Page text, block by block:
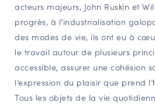
Comité d'Histoire Régionale
Service Inventaire et Patrimoines
Amateurs d’histoire et de patrimoine
acteurs majeurs, John Ruskin et
progrès, à l’industrialisation
des modes de vie, ils ont eu à
le travail autour de plusieurs
accessible, assurer une cohésion
l’expression du plaisir que prend
Tous les objets de la vie